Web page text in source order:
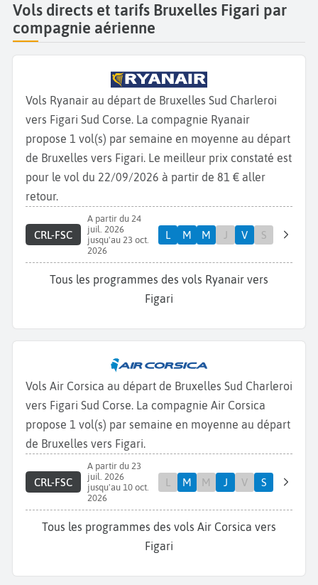
Vols directs et tarifs Bruxelles Figari par
compagnie aérienne
Vols Ryanair au départ de Bruxelles Sud Charleroi
vers Figari Sud Corse. La compagnie Ryanair
propose 1 vol(s) par semaine en moyenne au départ
de Bruxelles vers Figari. Le meilleur prix constaté est
pour le vol du 22/09/2026 à partir de 81 € aller
retour.
CRL-FSC
A partir du 24
juil. 2026
jusqu'au 23 oct.
2026
L M M J V S
Tous les programmes des vols Ryanair vers
Figari
Vols Air Corsica au départ de Bruxelles Sud Charleroi
vers Figari Sud Corse. La compagnie Air Corsica
propose 1 vol(s) par semaine en moyenne au départ
de Bruxelles vers Figari.
CRL-FSC
A partir du 23
juil. 2026
jusqu'au 10 oct.
2026
L M M J V S
Tous les programmes des vols Air Corsica vers
Figari